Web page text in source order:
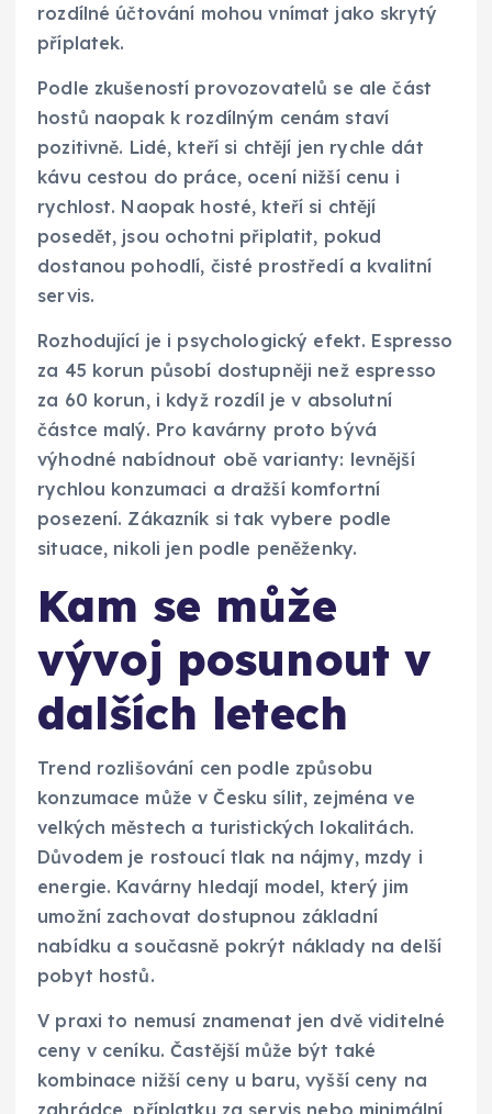
rozdílné účtování mohou vnímat jako skrytý
příplatek.
Podle zkušeností provozovatelů se ale část
hostů naopak k rozdílným cenám staví
pozitivně. Lidé, kteří si chtějí jen rychle dát
kávu cestou do práce, ocení nižší cenu i
rychlost. Naopak hosté, kteří si chtějí
posedět, jsou ochotni připlatit, pokud
dostanou pohodlí, čisté prostředí a kvalitní
servis.
Rozhodující je i psychologický efekt. Espresso
za 45 korun působí dostupněji než espresso
za 60 korun, i když rozdíl je v absolutní
částce malý. Pro kavárny proto bývá
výhodné nabídnout obě varianty: levnější
rychlou konzumaci a dražší komfortní
posezení. Zákazník si tak vybere podle
situace, nikoli jen podle peněženky.
Kam se může
vývoj posunout v
dalších letech
Trend rozlišování cen podle způsobu
konzumace může v Česku sílit, zejména ve
velkých městech a turistických lokalitách.
Důvodem je rostoucí tlak na nájmy, mzdy i
energie. Kavárny hledají model, který jim
umožní zachovat dostupnou základní
nabídku a současně pokrýt náklady na delší
pobyt hostů.
V praxi to nemusí znamenat jen dvě viditelné
ceny v ceníku. Častější může být také
kombinace nižší ceny u baru, vyšší ceny na